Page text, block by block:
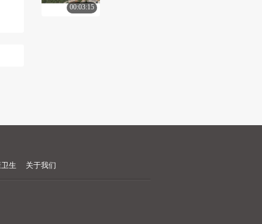
00:03:15
生 关于我们